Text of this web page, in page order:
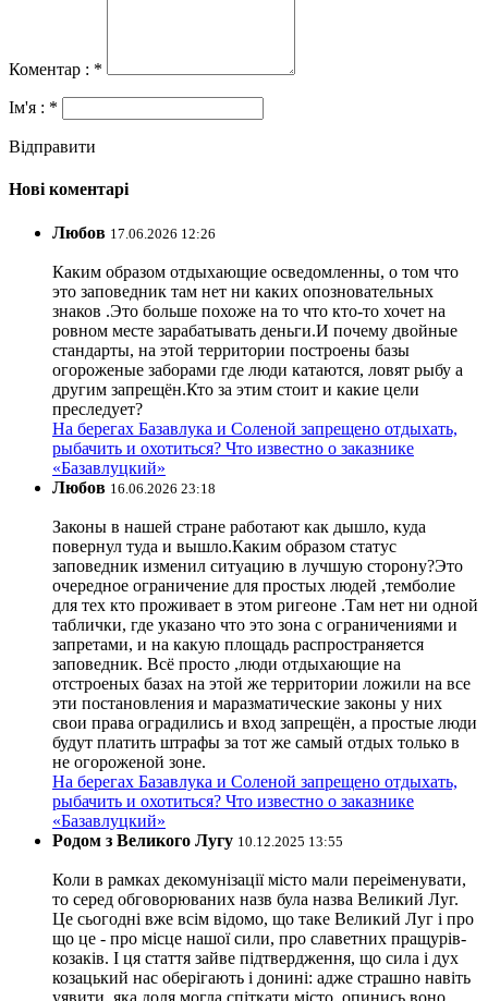
Коментар : *
Ім'я : *
Відправити
Нові коментарі
Любов 17.06.2026 12:26
Каким образом отдыхающие осведомленны, о том что
это заповедник там нет ни каких опозновательных
знаков .Это больше похоже на то что кто-то хочет на
ровном месте зарабатывать деньги.И почему двойные
стандарты, на этой территории построены базы
огороженые заборами где люди катаются, ловят рыбу а
другим запрещён.Кто за этим стоит и какие цели
преследует?
На берегах Базавлука и Соленой запрещено отдыхать,
рыбачить и охотиться? Что известно о заказнике
«Базавлуцкий»
Любов 16.06.2026 23:18
Законы в нашей стране работают как дышло, куда
повернул туда и вышло.Каким образом статус
заповедник изменил ситуацию в лучшую сторону?Это
очередное ограничение для простых людей ,темболие
для тех кто проживает в этом ригеоне .Там нет ни одной
таблички, где указано что это зона с ограничениями и
запретами, и на какую площадь распространяется
заповедник. Всё просто ,люди отдыхающие на
отстроеных базах на этой же территории ложили на все
эти постановления и маразматические законы у них
свои права оградились и вход запрещён, а простые люди
будут платить штрафы за тот же самый отдых только в
не огороженой зоне.
На берегах Базавлука и Соленой запрещено отдыхать,
рыбачить и охотиться? Что известно о заказнике
«Базавлуцкий»
Родом з Великого Лугу 10.12.2025 13:55
Коли в рамках декомунізації місто мали переіменувати,
то серед обговорюваних назв була назва Великий Луг.
Це сьогодні вже всім відомо, що таке Великий Луг і про
що це - про місце нашої сили, про славетних пращурів-
козаків. І ця стаття зайве підтвердження, що сила і дух
козацький нас оберігають і донині: адже страшно навіть
уявити, яка доля могла спіткати місто, опинись воно